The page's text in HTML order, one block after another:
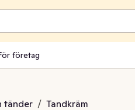
företag
tänder / Tandkräm